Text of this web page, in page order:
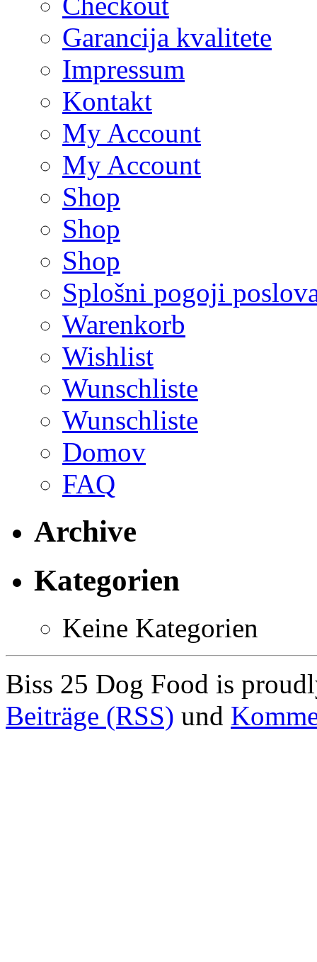
Garancija kvalitete
Impressum
Kontakt
My Account
My Account
Shop
Shop
Shop
Splošni pogoji
Warenkorb
Wishlist
Wunschliste
Wunschliste
Domov
FAQ
Archive
Kategorien
Keine Kategorien
Biss 25 Dog Food is
Beiträge (RSS) und